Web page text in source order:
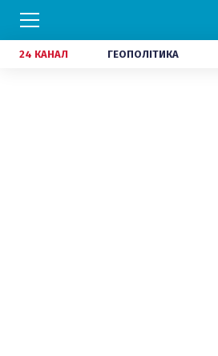
24 КАНАЛ ГЕОПОЛІТИКА